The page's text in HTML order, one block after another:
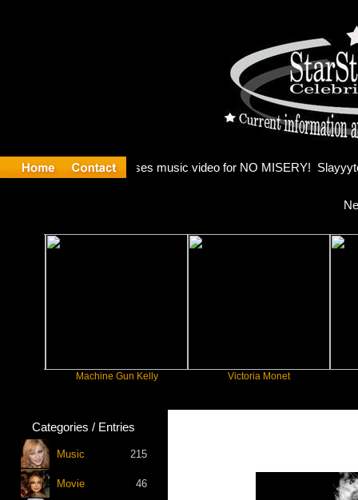
Machine Gun Kelly Victoria Monet
Categories / Entries
Music 215
Movie 46